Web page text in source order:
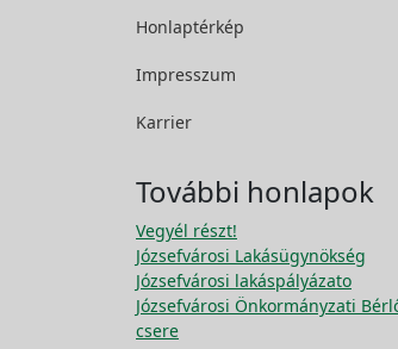
Honlaptérkép
Impresszum
Karrier
További honlapok
Vegyél részt!
Józsefvárosi Lakásügynökség
Józsefvárosi lakáspályázato
Józsefvárosi Önkormányzati
csere